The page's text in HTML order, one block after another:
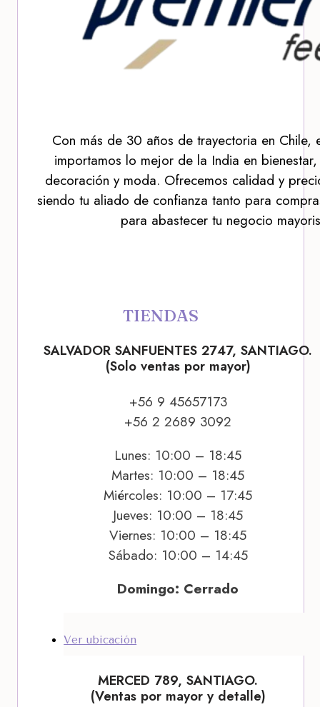
Con más de 30 años de trayectoria en Chile,
importamos lo mejor de la India en
decoración y moda. Ofrecemos calidad y
siendo tu aliado de confianza tanto para
para abastecer tu negocio
TIENDAS
SALVADOR SANFUENTES 2747, SANTIAGO.
(Solo ventas por mayor)
+56 9 45657173
+56 2 2689 3092
Lunes: 10:00 – 18:45
Martes: 10:00 – 18:45
Miércoles: 10:00 – 17:45
Jueves: 10:00 – 18:45
Viernes: 10:00 – 18:45
Sábado: 10:00 – 14:45
Domingo: Cerrado
Ver ubicación
MERCED 789, SANTIAGO.
(Ventas por mayor y detalle)